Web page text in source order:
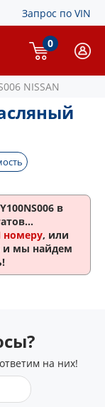
Запрос по VIN
0
NISSAN
в
номеру, или
и мы найдем
на них!